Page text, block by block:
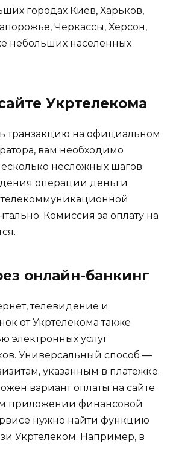
городах Киев, Харьков,
Черкассы, Херсон,
небольших населенных
Укртелекома
транзакцию на официальном
вам необходимо
несложных шагов.
операции деньги
телекоммуникационной
Комиссия за оплату на
онлайн-банкинг
телевидение и
от Укртелекома также
электронных услуг
Универсальный способ —
указанным в платежке.
вариант оплаты на сайте
приложении финансовой
нужно найти функцию
Укртелеком. Например, в